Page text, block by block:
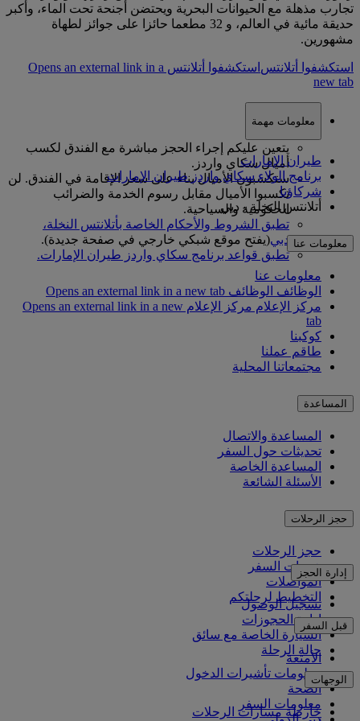
تجارب مذهلة مع الحيوانات البحرية ويحتضن أجنحة تحت الماء، وأكبر
حديقة مائية في العالم، و 32 مطعما حائزا على جوائز لطهاة
مشهورين.
استكشفوا أتلانتس
استكشفوا أتلانتس Opens an external link in a
new tab
معلومات مهمة
يتعين عليكم إجراء الحجز مباشرة مع الفندق لكسب
أميال سكاي واردز.
ستكسبون الأميال بناء على سعر الإقامة في الفندق. لن
تكسبوا الأميال مقابل رسوم الخدمة والضرائب
الحكومية والسياحية.
تطبق الشروط والأحكام الخاصة بأتلانتس النخلة،
دبي(يفتح موقع شبكي خارجي في صفحة جديدة).
تطبق قواعد برنامج سكاي واردز طيران الإمارات.
طيران الإمارات
برنامج الولاء سكاي واردز طيران الإمارات
شركاؤنا
أتلانتس النخلة - دبي
معلومات عنا
معلومات عنا
الوظائف الوظائف Opens an external link in a new tab
مركز الإعلام
مركز الإعلام Opens an external link in a new
tab
كوكبنا
طاقم عملنا
مجتمعاتنا المحلية
المساعدة
المساعدة والاتصال
تحديثات حول السفر
المساعدة الخاصة
الأسئلة الشائعة
حجز الرحلات
حجز الرحلات
خدمات السفر
المواصلات
التخطيط لرحلتكم
إدارة الحجز
تسجيل الوصول
إدارة الحجوزات
السيارة الخاصة مع سائق
حالة الرحلة
قبل السفر
الأمتعة
معلومات تأشيرات الدخول
الصحة
معلومات السفر
الوجهات
خارطة مسارات الرحلات